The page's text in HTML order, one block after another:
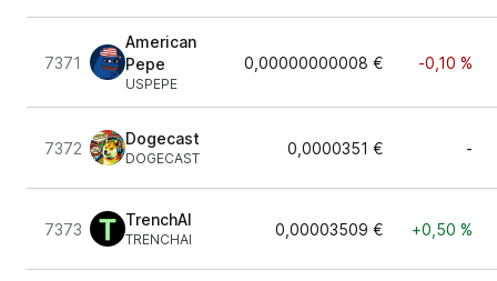
7371
American
Pepe
USPEPE
0,00000000008 € -0,10 %
7372
Dogecast
DOGECAST
0,0000351 € -
7373
TrenchAI
TRENCHAI
0,00003509 € +0,50 %